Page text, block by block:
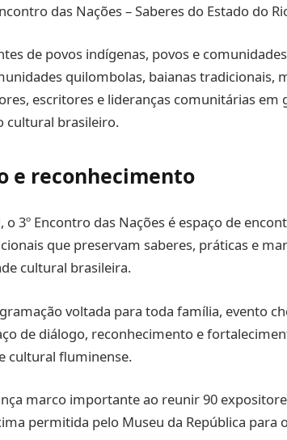
das Nações – Saberes do Estado do
de povos indígenas, povos e
quilombolas, baianas tradicionais,
escritores e lideranças comunitárias em
cultural brasileiro.
e reconhecimento
3º Encontro das Nações é espaço de
que preservam saberes, práticas e
cultural brasileira.
voltada para toda família, evento
de diálogo, reconhecimento e
cultural fluminense.
marco importante ao reunir 90
permitida pelo Museu da República para